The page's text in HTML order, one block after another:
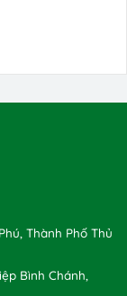
Thành Phố Thủ
Bình Chánh,